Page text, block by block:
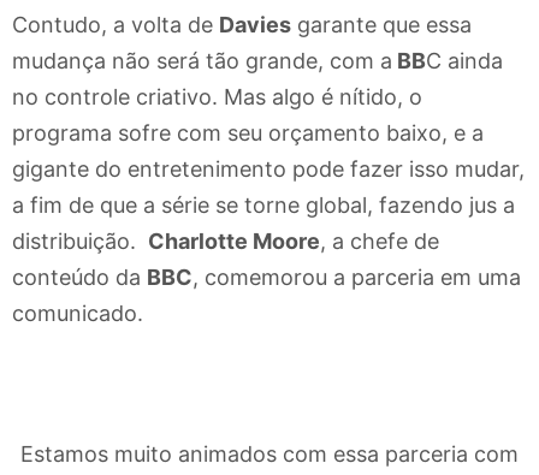
Contudo, a volta de Davies garante que essa
mudança não será tão grande, com a BBC ainda
no controle criativo. Mas algo é nítido, o
programa sofre com seu orçamento baixo, e a
gigante do entretenimento pode fazer isso mudar,
a fim de que a série se torne global, fazendo jus a
distribuição. Charlotte Moore, a chefe de
conteúdo da BBC, comemorou a parceria em uma
comunicado.
Estamos muito animados com essa parceria com